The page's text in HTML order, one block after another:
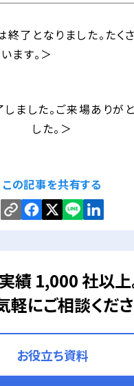
了となりました。たく
ます。＞
ました。ご来場ありが
した。＞
この記事を共有する
績 1,000 社以上
軽にご相談くださ
お役立ち資料